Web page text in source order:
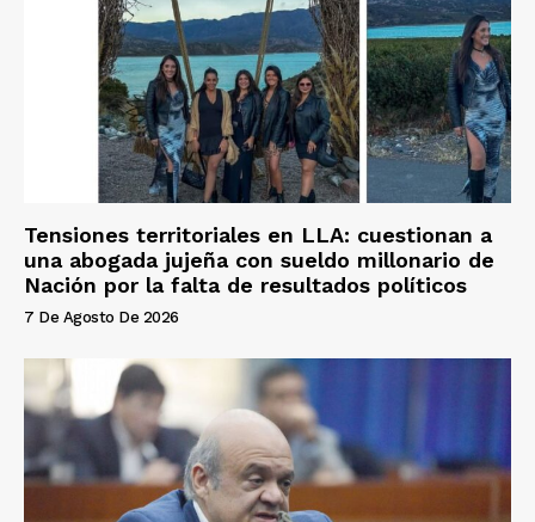
Tensiones territoriales en LLA: cuestionan a
una abogada jujeña con sueldo millonario de
Nación por la falta de resultados políticos
7 De Agosto De 2026